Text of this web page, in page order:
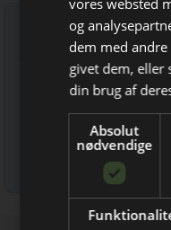
Bliv
Få de
direkte
Tilmeld nyhedsbrev
Indtast din e-mail-
Læs mere om
vores websted
og
dem med
givet dem, eller
din brug af
Absolut
nødvendige